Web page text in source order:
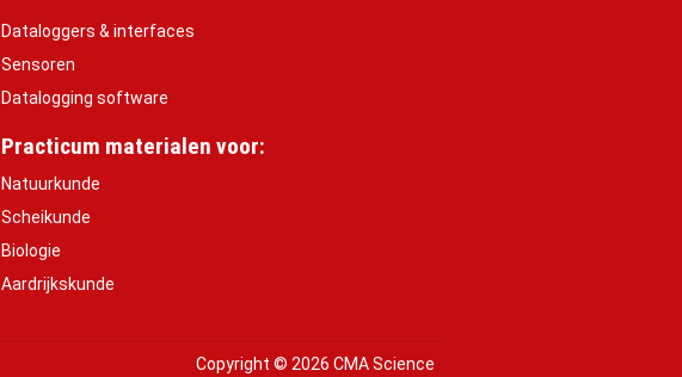
Dataloggers & interfaces
Sensoren
Datalogging software
Practicum materialen voor:
Natuurkunde
Scheikunde
Biologie
Aardrijkskunde
Copyright © 2026 CMA Science